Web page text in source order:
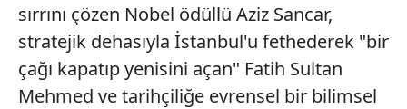
sırrını çözen Nobel ödüllü Aziz Sancar,
stratejik dehasıyla İstanbul'u fethederek "bir
çağı kapatıp yenisini açan" Fatih Sultan
Mehmed ve tarihçiliğe evrensel bir bilimsel